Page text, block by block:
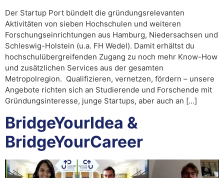
Der Startup Port bündelt die gründungsrelevanten
Aktivitäten von sieben Hochschulen und weiteren
Forschungseinrichtungen aus Hamburg, Niedersachsen und
Schleswig-Holstein (u.a. FH Wedel). Damit erhältst du
hochschulübergreifenden Zugang zu noch mehr Know-How
und zusätzlichen Services aus der gesamten
Metropolregion. Qualifizieren, vernetzen, fördern – unsere
Angebote richten sich an Studierende und Forschende mit
Gründungsinteresse, junge Startups, aber auch an […]
BridgeYourIdea &
BridgeYourCareer